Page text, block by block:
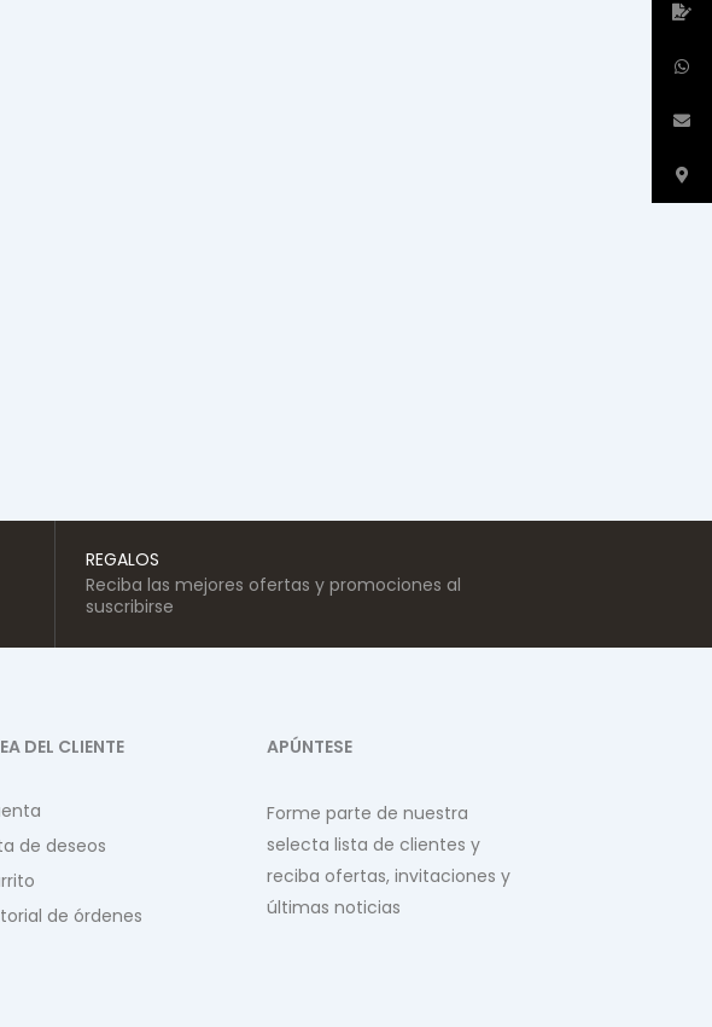
REGALOS
Reciba las mejores ofertas y promociones al
suscribirse
DEL CLIENTE
de deseos
de órdenes
APÚNTESE
Forme parte de nuestra
selecta lista de clientes y
reciba ofertas, invitaciones y
últimas noticias